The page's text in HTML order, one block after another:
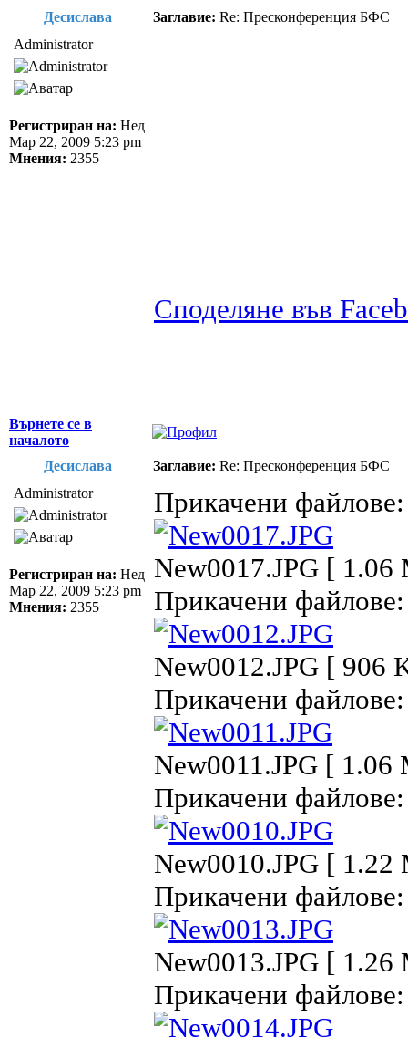
Десислава
Заглавие: Re: Пресконференция БФС
Administrator
Регистриран на: Нед
Мар 22, 2009 5:23 pm
Мнения: 2355
Споделяне във
Върнете се в
началото
Десислава
Заглавие: Re: Пресконференция БФС
Administrator
Регистриран на: Нед
Мар 22, 2009 5:23 pm
Мнения: 2355
Прикачени файлове:
New0017.JPG [
Прикачени файлове:
New0012.JPG [ 906
Прикачени файлове:
New0011.JPG [ 1.06
Прикачени файлове:
New0010.JPG [
Прикачени файлове:
New0013.JPG [
Прикачени файлове: